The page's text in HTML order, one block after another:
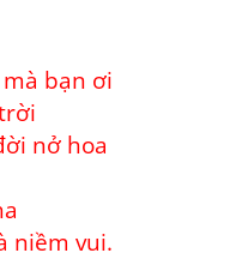
bạn ơi
nở hoa
niềm vui.